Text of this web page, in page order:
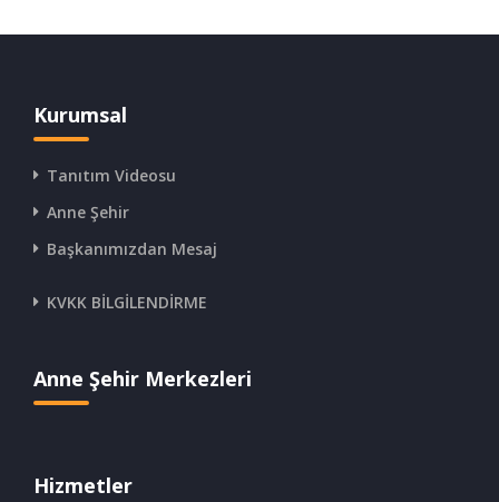
Kurumsal
Tanıtım Videosu
Anne Şehir
Başkanımızdan Mesaj
KVKK BİLGİLENDİRME
Anne Şehir Merkezleri
Hizmetler